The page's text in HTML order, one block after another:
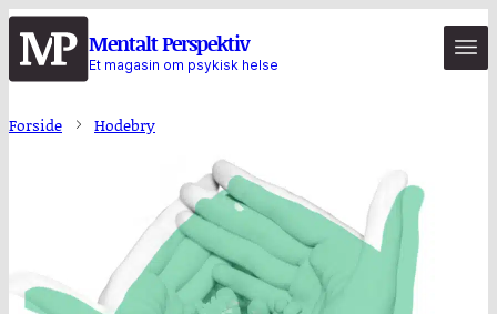
Hopp
til
hovedinnhold
Mentalt Perspektiv
Et magasin om psykisk helse
Forside Hodebry